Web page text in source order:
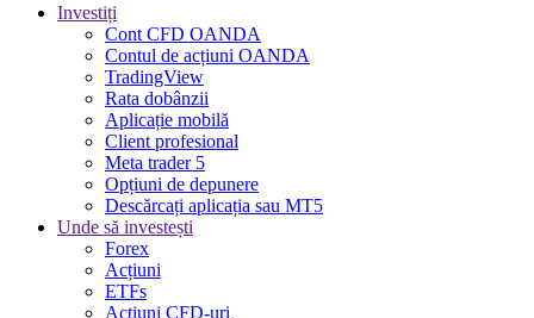
Investiți
Cont CFD OANDA
Contul de acțiuni OANDA
TradingView
Rata dobânzii
Aplicație mobilă
Client profesional
Meta trader 5
Opțiuni de depunere
Descărcați aplicația sau MT5
Unde să investești
Forex
Acțiuni
ETFs
Acțiuni CFD-uri